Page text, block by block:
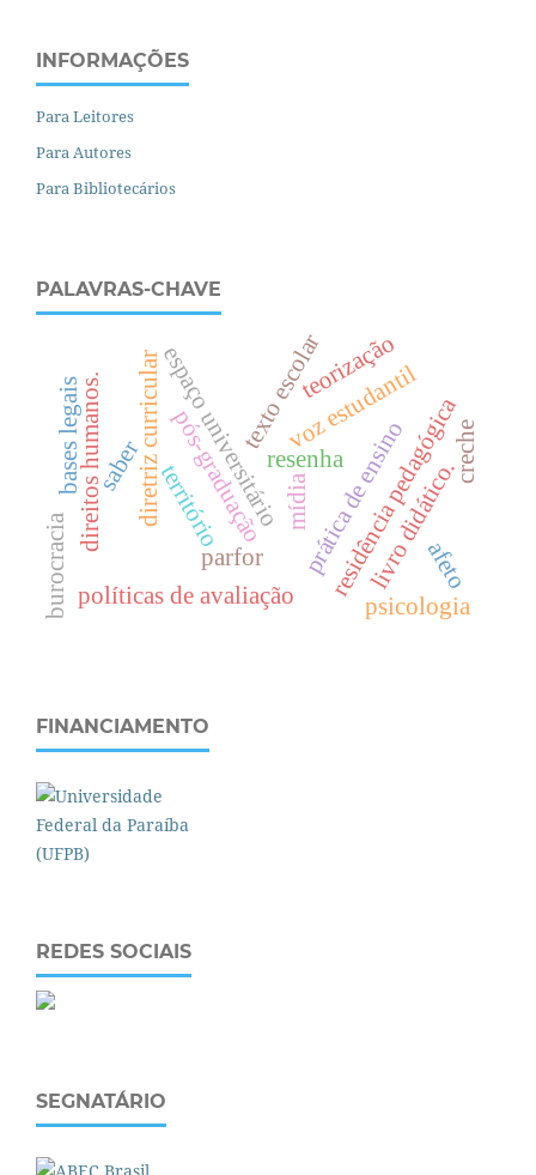
INFORMAÇÕES
Para Leitores
Para Autores
Para Bibliotecários
PALAVRAS-CHAVE
resenha
território
diretriz curricular prática de ensino
texto escolar
políticas de avaliação
espaço universitário
pós-graduação
saber
mídia residência pedagógica
livro didático.
d
i
r
e
i
t
o
s
h
u
m
a
n
o
s
.
parfor
voz estudantil creche
bases legais
psicologia
teorização
afeto
burocracia
FINANCIAMENTO
REDES SOCIAIS
SEGNATÁRIO